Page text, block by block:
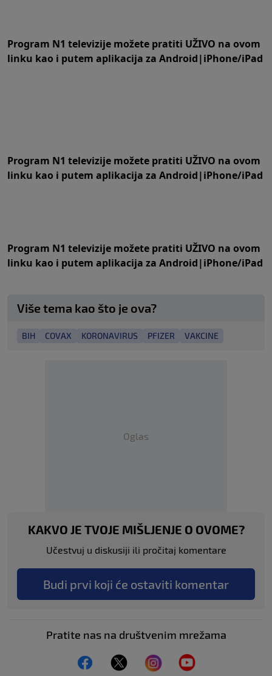
Program N1 televizije možete pratiti UŽIVO na ovom
linku kao i putem aplikacija za Android|iPhone/iPad
Program N1 televizije možete pratiti UŽIVO na ovom
linku kao i putem aplikacija za Android|iPhone/iPad
Program N1 televizije možete pratiti UŽIVO na ovom
linku kao i putem aplikacija za Android|iPhone/iPad
Više tema kao što je ova?
BIH COVAX KORONAVIRUS PFIZER VAKCINE
Oglas
KAKVO JE TVOJE MIŠLJENJE O OVOME?
Učestvuj u diskusiji ili pročitaj komentare
Budi prvi koji će ostaviti komentar
Pratite nas na društvenim mrežama